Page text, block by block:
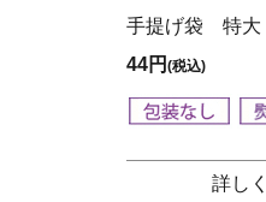
手提げ袋 特大
44円 (税込)
詳し